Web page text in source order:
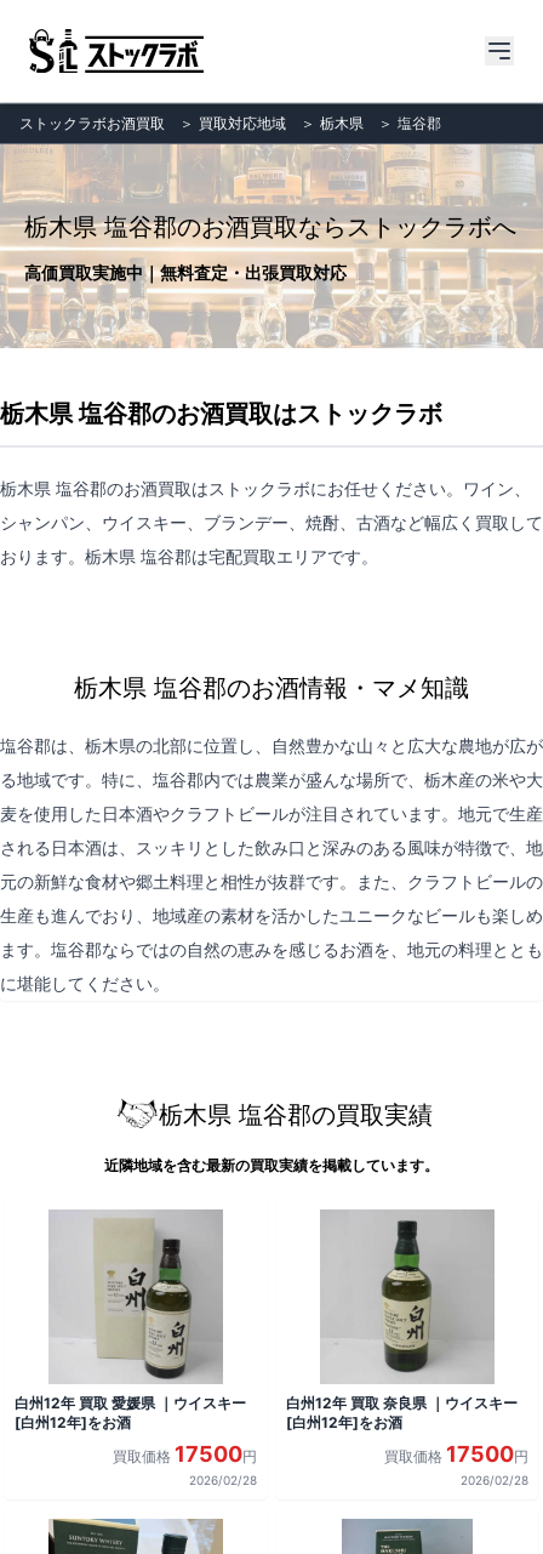
ストックラボお酒買取 ＞ 買取対応地域 ＞ 栃木県 ＞ 塩谷郡
栃木県 塩谷郡のお酒買取ならストックラボへ
高価買取実施中｜無料査定・出張買取対応
栃木県 塩谷郡のお酒買取はストックラボ
栃木県 塩谷郡のお酒買取はストックラボにお任せください。ワイン、
シャンパン、ウイスキー、ブランデー、焼酎、古酒など幅広く買取して
おります。栃木県 塩谷郡は宅配買取エリアです。
栃木県 塩谷郡のお酒情報・マメ知識
塩谷郡は、栃木県の北部に位置し、自然豊かな山々と広大な農地が広が
る地域です。特に、塩谷郡内では農業が盛んな場所で、栃木産の米や大
麦を使用した日本酒やクラフトビールが注目されています。地元で生産
される日本酒は、スッキリとした飲み口と深みのある風味が特徴で、地
元の新鮮な食材や郷土料理と相性が抜群です。また、クラフトビールの
生産も進んでおり、地域産の素材を活かしたユニークなビールも楽しめ
ます。塩谷郡ならではの自然の恵みを感じるお酒を、地元の料理ととも
に堪能してください。
栃木県 塩谷郡の買取実績
近隣地域を含む最新の買取実績を掲載しています。
白州12年 買取 愛媛県 ｜ウイスキー
[白州12年]をお酒
買取価格 17500円
2026/02/28
白州12年 買取 奈良県 ｜ウイスキー
[白州12年]をお酒
買取価格 17500円
2026/02/28